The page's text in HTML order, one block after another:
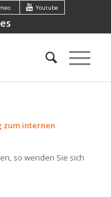
Youtube
zum internen
so wenden Sie sich